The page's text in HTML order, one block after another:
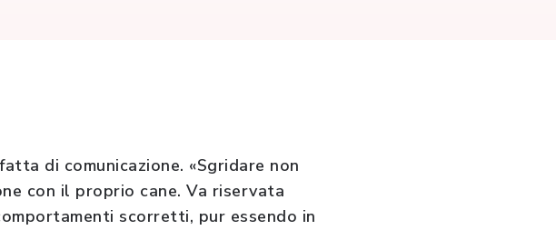
di comunicazione. «Sgridare non
con il proprio cane. Va riservata
scorretti, pur essendo in